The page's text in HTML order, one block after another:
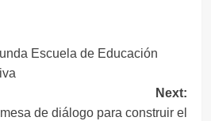
Escuela de Educación
Next:
de diálogo para construir el